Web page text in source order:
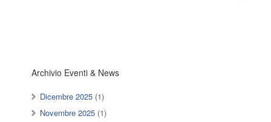
Archivio Eventi & News
Dicembre 2025 (1)
Novembre 2025 (1)